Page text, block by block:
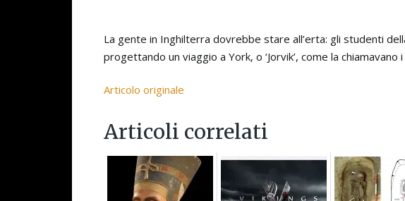
La gente in Inghilterra dovrebbe stare all’erta: gli studenti
progettando un viaggio a York, o ‘Jorvik’, come la chiamavano
Articolo originale
Articoli correlati